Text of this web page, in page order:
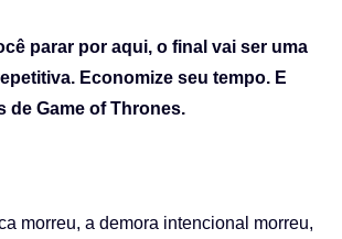
parar por aqui, o final vai ser uma
Economize seu tempo. E
de Game of Thrones.
morreu, a demora intencional morreu,